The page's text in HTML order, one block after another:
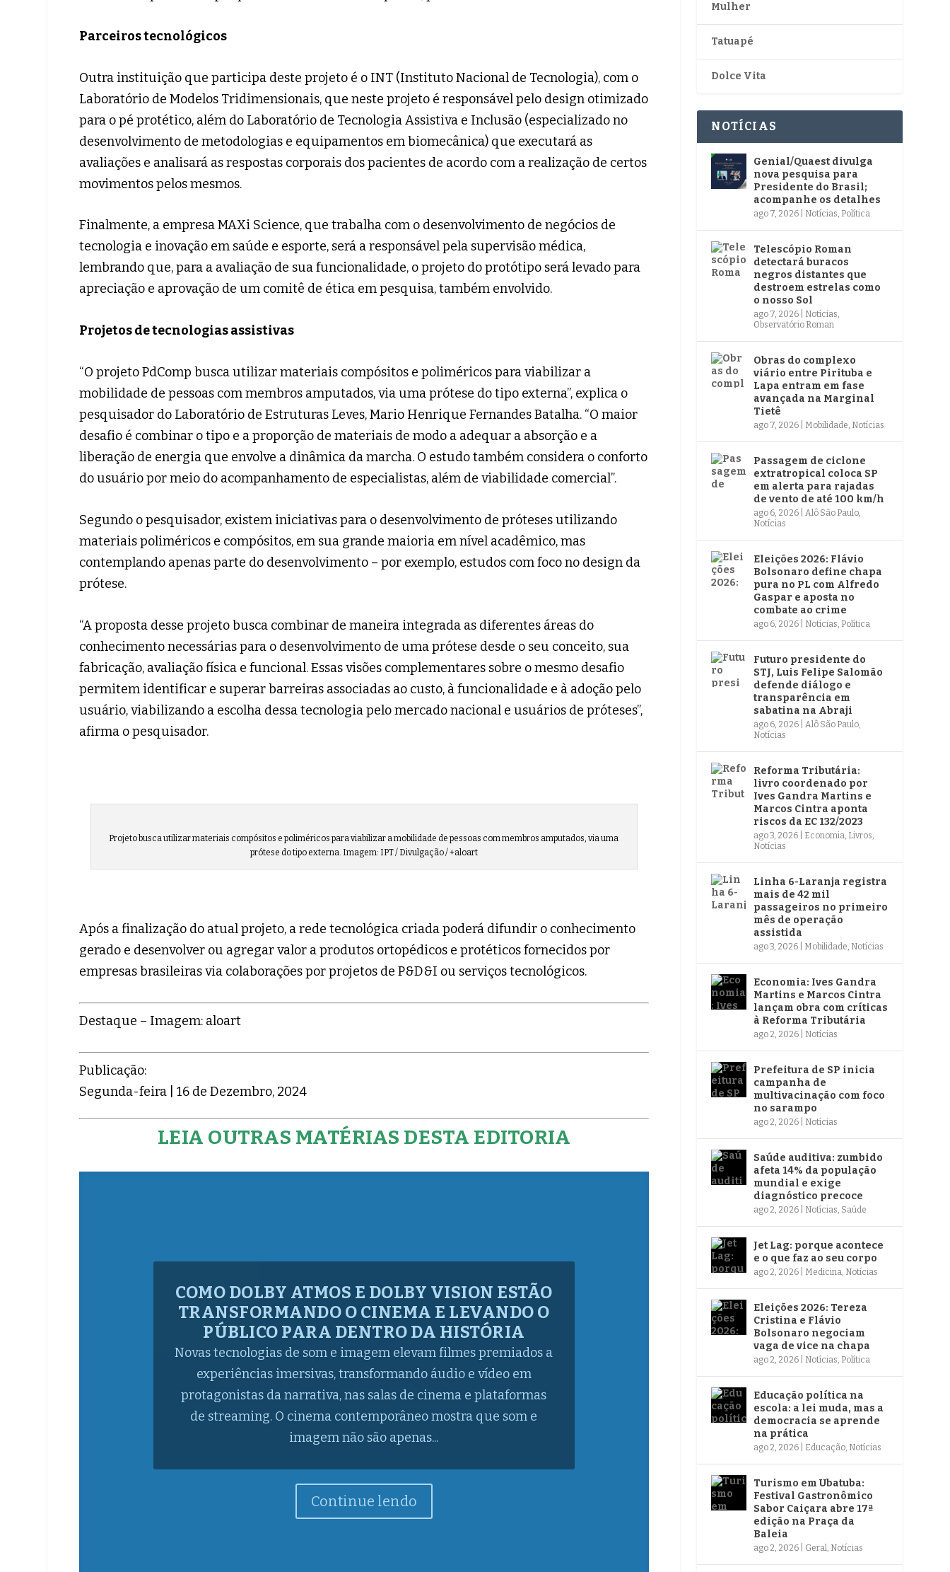
Parceiros tecnológicos
Outra instituição que participa deste projeto é o INT (Instituto Nacional de Tecnologia), com o
Laboratório de Modelos Tridimensionais, que neste projeto é responsável pelo design otimizado
para o pé protético, além do Laboratório de Tecnologia Assistiva e Inclusão (especializado no
desenvolvimento de metodologias e equipamentos em biomecânica) que executará as
avaliações e analisará as respostas corporais dos pacientes de acordo com a realização de certos
movimentos pelos mesmos.
Finalmente, a empresa MAXi Science, que trabalha com o desenvolvimento de negócios de
tecnologia e inovação em saúde e esporte, será a responsável pela supervisão médica,
lembrando que, para a avaliação de sua funcionalidade, o projeto do protótipo será levado para
apreciação e aprovação de um comitê de ética em pesquisa, também envolvido.
Projetos de tecnologias assistivas
“O projeto PdComp busca utilizar materiais compósitos e poliméricos para viabilizar a
mobilidade de pessoas com membros amputados, via uma prótese do tipo externa”, explica o
pesquisador do Laboratório de Estruturas Leves, Mario Henrique Fernandes Batalha. “O maior
desafio é combinar o tipo e a proporção de materiais de modo a adequar a absorção e a
liberação de energia que envolve a dinâmica da marcha. O estudo também considera o conforto
do usuário por meio do acompanhamento de especialistas, além de viabilidade comercial”.
Segundo o pesquisador, existem iniciativas para o desenvolvimento de próteses utilizando
materiais poliméricos e compósitos, em sua grande maioria em nível acadêmico, mas
contemplando apenas parte do desenvolvimento – por exemplo, estudos com foco no design da
prótese.
“A proposta desse projeto busca combinar de maneira integrada as diferentes áreas do
conhecimento necessárias para o desenvolvimento de uma prótese desde o seu conceito, sua
fabricação, avaliação física e funcional. Essas visões complementares sobre o mesmo desafio
permitem identificar e superar barreiras associadas ao custo, à funcionalidade e à adoção pelo
usuário, viabilizando a escolha dessa tecnologia pelo mercado nacional e usuários de próteses”,
afirma o pesquisador.
Projeto busca utilizar materiais compósitos e poliméricos para viabilizar a mobilidade de pessoas com membros amputados, via uma
prótese do tipo externa. Imagem: IPT / Divulgação / +aloart
Após a finalização do atual projeto, a rede tecnológica criada poderá difundir o conhecimento
gerado e desenvolver ou agregar valor a produtos ortopédicos e protéticos fornecidos por
empresas brasileiras via colaborações por projetos de P&D&I ou serviços tecnológicos.
Destaque – Imagem: aloart
Publicação:
Segunda-feira | 16 de Dezembro, 2024
LEIA OUTRAS MATÉRIAS DESTA EDITORIA
ESCASSEZ DE TALENTOS EM TECNOLOGIA
DESAFIA EMPRESAS PARA CONTRATAR NO
BRASIL, RELATAM PESQUISAS
Levantamentos junto a lideranças de tecnologia mostra falta de
profissionais qualificados em todos os níveis, especialmente
sêniores, o que impacta inovação, adoção de IA e transformação
digital nas empresas A escassez de profissionais qualificados
Continue lendo
Mulher
Tatuapé
Dolce Vita
NOTÍCIAS
Genial/Quaest divulga
nova pesquisa para
Presidente do Brasil;
acompanhe os detalhes
ago 7, 2026 Notícias, Política
Telescópio Roman
detectará buracos
negros distantes que
destroem estrelas como
o nosso Sol
ago 7, 2026 Notícias,
Observatório Roman
Obras do complexo
viário entre Pirituba e
Lapa entram em fase
avançada na Marginal
Tietê
ago 7, 2026 Mobilidade, Notícias
Passagem de ciclone
extratropical coloca SP
em alerta para rajadas
de vento de até 100 km/h
ago 6, 2026 |Alô São Paulo,
Notícias
Eleições 2026: Flávio
Bolsonaro define chapa
pura no PL com Alfredo
Gaspar e aposta no
combate ao crime
ago 6, 2026 Notícias, Política
Futuro presidente do
STJ, Luis Felipe Salomão
defende diálogo e
transparência em
sabatina na Abraji
ago 6, 2026 |Alô São Paulo,
Notícias
Reforma Tributária:
livro coordenado por
Ives Gandra Martins e
Marcos Cintra aponta
riscos da EC 132/2023
ago 3, 2026 Economia, Livros,
Notícias
Linha 6-Laranja registra
mais de 42 mil
passageiros no primeiro
mês de operação
assistida
ago 3, 2026 Mobilidade, Notícias
Economia: Ives Gandra
Martins e Marcos Cintra
lançam obra com críticas
à Reforma Tributária
ago 2, 2026 Notícias
Prefeitura de SP inicia
campanha de
multivacinação com foco
no sarampo
ago 2, 2026 Notícias
Saúde auditiva: zumbido
afeta 14% da população
mundial e exige
diagnóstico precoce
ago 2, 2026 Notícias, Saúde
Jet Lag: porque acontece
e o que faz ao seu corpo
ago 2, 2026 Medicina, Notícias
Eleições 2026: Tereza
Cristina e Flávio
Bolsonaro negociam
vaga de vice na chapa
ago 2, 2026 Notícias, Política
Educação política na
escola: a lei muda, mas a
democracia se aprende
na prática
ago 2, 2026 Educação, Notícias
Turismo em Ubatuba:
Festival Gastronômico
Sabor Caiçara abre 17ª
edição na Praça da
Baleia
ago 2, 2026 Geral, Notícias